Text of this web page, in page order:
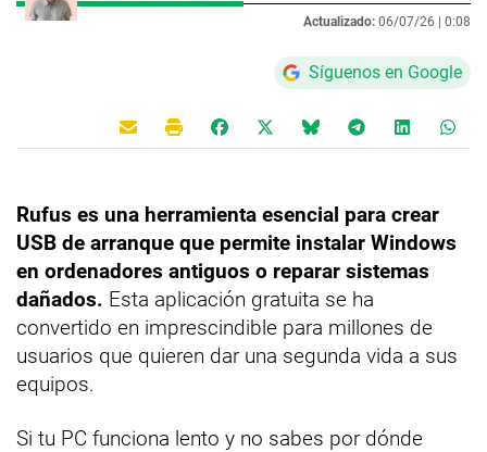
Actualizado: 06/07/26 | 0:08
Síguenos en Google
Rufus es una herramienta esencial para crear
USB de arranque que permite instalar Windows
en ordenadores antiguos o reparar sistemas
dañados. Esta aplicación gratuita se ha
convertido en imprescindible para millones de
usuarios que quieren dar una segunda vida a sus
equipos.
Si tu PC funciona lento y no sabes por dónde